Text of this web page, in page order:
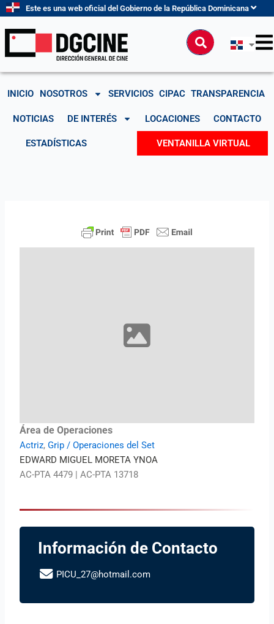
contenido
Este es una web oficial del Gobierno de la República Dominicana
Buscar
INICIO NOSOTROS SERVICIOS CIPAC TRANSPARENCIA
NOTICIAS DE INTERÉS LOCACIONES CONTACTO
ESTADÍSTICAS VENTANILLA VIRTUAL
Área de Operaciones
Actriz,Grip / Operaciones del Set
EDWARD MIGUEL MORETA YNOA
AC-PTA 4479 | AC-PTA 13718
Información de Contacto
PICU_27@hotmail.com